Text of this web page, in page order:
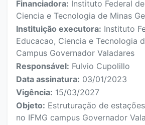
Financiadora: Instituto Federal
Ciencia e Tecnologia de Minas
Instituição executora: Instituto
Educacao, Ciencia e Tecnologia
Campus Governador Valadares
Responsável: Fulvio Cupolillo
Data assinatura: 03/01/2023
Vigência: 15/03/2027
Objeto: Estruturação de
no IFMG campus Governador